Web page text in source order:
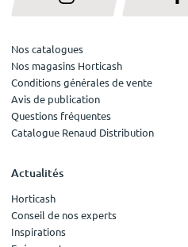
Nos catalogues
Nos magasins Horticash
Conditions générales de vente
Avis de publication
Questions fréquentes
Catalogue Renaud Distribution
Actualités
Horticash
Conseil de nos experts
Inspirations